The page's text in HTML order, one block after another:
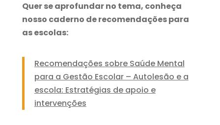
Quer se aprofundar no tema, conheça
nosso caderno de recomendações para
as escolas:
Recomendações sobre Saúde Mental
para a Gestão Escolar – Autolesão e a
escola: Estratégias de apoio e
intervenções